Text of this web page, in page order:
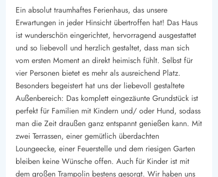
Ein absolut traumhaftes Ferienhaus, das unsere
Erwartungen in jeder Hinsicht übertroffen hat! Das Haus
ist wunderschön eingerichtet, hervorragend ausgestattet
und so liebevoll und herzlich gestaltet, dass man sich
vom ersten Moment an direkt heimisch fühlt. Selbst für
vier Personen bietet es mehr als ausreichend Platz.
Besonders begeistert hat uns der liebevoll gestaltete
Außenbereich: Das komplett eingezäunte Grundstück ist
perfekt für Familien mit Kindern und/ oder Hund, sodass
man die Zeit draußen ganz entspannt genießen kann. Mit
zwei Terrassen, einer gemütlich überdachten
Loungeecke, einer Feuerstelle und dem riesigen Garten
bleiben keine Wünsche offen. Auch für Kinder ist mit
dem großen Trampolin bestens gesorgt. Wir haben uns